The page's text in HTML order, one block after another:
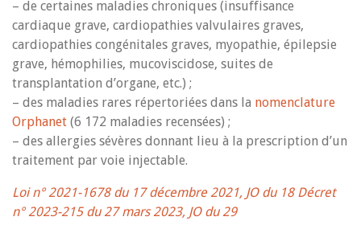
– de certaines maladies chroniques (insuffisance
cardiaque grave, cardiopathies valvulaires graves,
cardiopathies congénitales graves, myopathie, épilepsie
grave, hémophilies, mucoviscidose, suites de
transplantation d’organe, etc.) ;
– des maladies rares répertoriées dans la nomenclature
Orphanet (6 172 maladies recensées) ;
– des allergies sévères donnant lieu à la prescription d’un
traitement par voie injectable.
Loi n° 2021-1678 du 17 décembre 2021, JO du 18 Décret
n° 2023-215 du 27 mars 2023, JO du 29